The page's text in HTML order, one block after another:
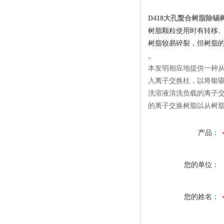
D418大孔螯合树脂除锡
树脂颗粒使用时有转移
树脂较易碎裂，但树脂
。
本发明相应地提供一种
入离子交换柱，以将银
洗溶液清洗负载的离子
的离子交换树脂以从树
产品：
您的单位：
您的姓名：